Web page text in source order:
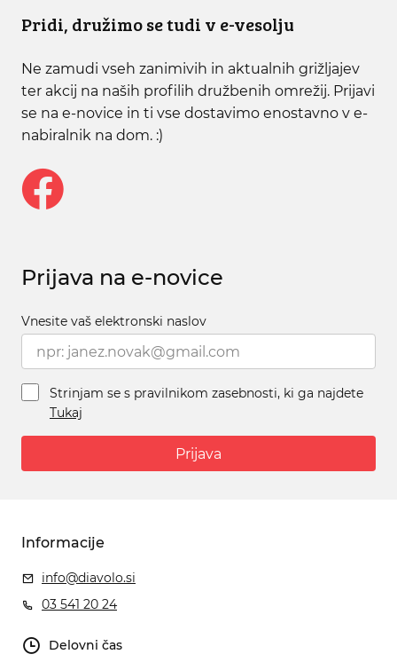
Pridi, družimo se tudi v e-vesolju
Ne zamudi vseh zanimivih in aktualnih grižljajev
ter akcij na naših profilih družbenih omrežij. Prijavi
se na e-novice in ti vse dostavimo enostavno v e-
nabiralnik na dom. :)
Prijava na e-novice
Vnesite vaš elektronski naslov
Strinjam se s pravilnikom zasebnosti, ki ga najdete
Tukaj
Prijava
Informacije
info@diavolo.si
03 541 20 24
Delovni čas